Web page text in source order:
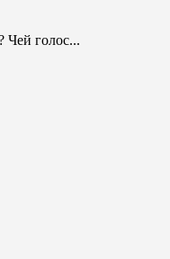
Чей голос...